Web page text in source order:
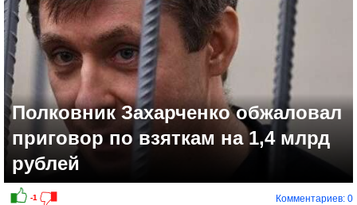
Полковник Захарченко обжаловал
приговор по взяткам на 1,4 млрд
рублей
Комментариев: 0